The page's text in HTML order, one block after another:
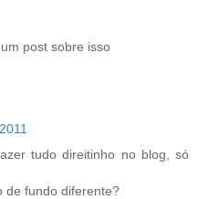
post sobre isso
tudo direitinho no blog, só
de fundo diferente?